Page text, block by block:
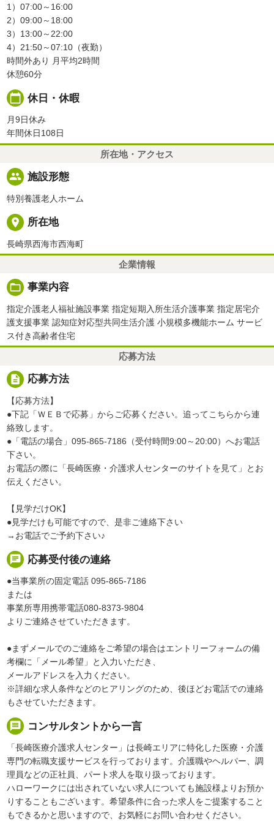
1）07:00～16:00
2）09:00～18:00
3）13:00～22:00
4）21:50～07:10（夜勤）
時間外あり 月平均2時間
休憩60分
calendar_today 休日・休暇
月9日休み
年間休日108日
所在地・アクセス
people 施設形態
特別養護老人ホーム
place 所在地
長崎県西海市西海町
企業情報
folder_open 事業内容
指定介護老人福祉施設事業 指定短期入所生活介護事業 指定居宅介
護支援事業 認知症対応型共同生活介護 小規模多機能ホーム サービ
ス付き高齢者住宅
応募方法
description 応募方法
【応募方法】
●下記「ＷＥＢで応募」からご応募ください。追ってこちらから連
絡致します。
●「電話の場合」095-865-7186（受付時間9:00～20:00）へお電話
下さい。
お電話の際に「長崎医療・介護求人センターのサイトを見て」とお
伝えください。
【見学だけOK】
●見学だけも可能ですので、是非ご連絡下さい
→お電話でご予約下さい♪
chat 応募受付後の連絡
●当事業所の固定電話 095-865-7186
または
事業所専用携帯電話080-8373-9804
よりご連絡させていただきます。
●まずメールでのご連絡をご希望の場合はエントリーフォームの備
考欄に「メール希望」と入力いただき、
メールアドレスを入力ください。
※詳細な求人条件などのヒアリングのため、後ほどお電話での連絡
もさせていただきます。
message コンサルタントから一言
「長崎医療介護求人センター」は長崎エリアに特化した医療・介護
専門の転職支援サービスを行っております。介護職やヘルパー、調
理員などの正社員、パート求人を取り扱っております。
ハローワークには出されていない求人についても施設様よりお預か
りすることもございます。希望条件に合った求人をご提案すること
もできるかと思いますので、お気軽にお問い合わせください。